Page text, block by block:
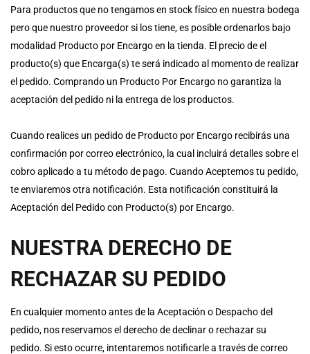
Para productos que no tengamos en stock físico en nuestra bodega
pero que nuestro proveedor si los tiene, es posibleordenarlos bajo
modalidad Producto por Encargoen la tienda. El precio de el
producto(s) que Encarga(s) te será indicado al momento de realizar
el pedido. Comprando un Producto Por Encargo no garantiza la
aceptación del pedido ni la entrega de los productos.
Cuando realices un pedido de Producto por Encargo recibirás una
confirmación por correo electrónico, la cual incluirá detalles sobre el
cobro aplicado a tu método de pago. CuandoAceptemos tu pedido,
te enviaremos otra notificación. Esta notificación constituirá la
Aceptación del Pedido con Producto(s) por Encargo.
NUESTRA DERECHO DE
RECHAZAR SU PEDIDO
En cualquier momento antes de la Aceptación o Despacho del
pedido, nos reservamos el derecho de declinar o rechazar su
pedido. Si esto ocurre, intentaremos notificarle a través de correo